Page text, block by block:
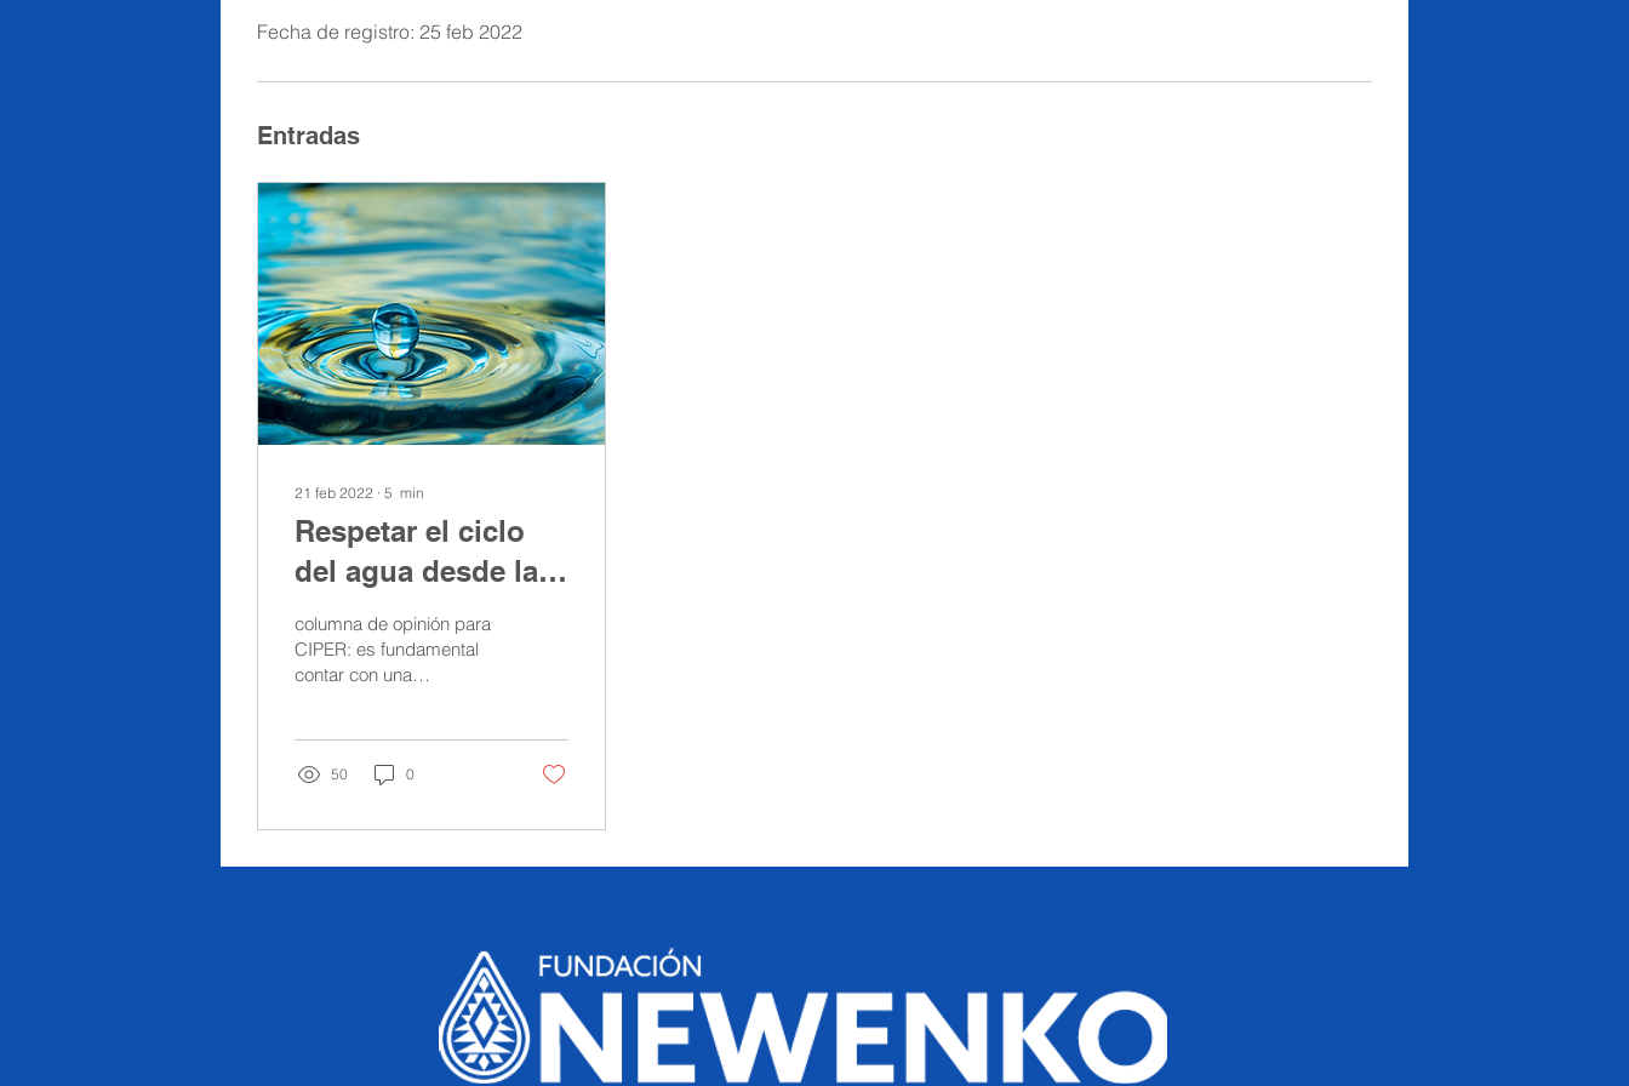
Fecha de registro: 25 feb 2022
Entradas
21 feb 2022 ∙ 5 min
Respetar el ciclo
del agua desde la
institucionalidad
columna de opinión para
CIPER: es fundamental
contar con una
50 0